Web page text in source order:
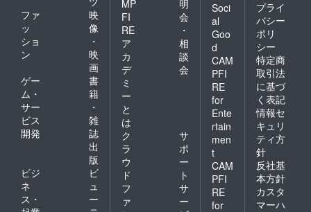
ファ
ッ
ショ
ン
映
像
・
映
画
ゲー
ム・
サー
ビス
開発
書
籍
・
雑
誌
出
版
ビジ
ネ
ス・
ビ
ュ
ー
MP
FI
RE
ア
カ
デ
ミ
ー
と
は
明
会
・
相
談
会
ク
ラ
ウ
ド
フ
ァ
サ
ポ
ー
ト
サ
ー
Soci
al
Goo
d
CAM
PFI
RE
for
Ente
rtain
men
t
CAM
PFI
RE
for
プライ
バシー
ポリ
シー
特定商
取引法
に基づ
く表記
情報セ
キュリ
ティ方
針
反社基
本方針
カスタ
マーハ